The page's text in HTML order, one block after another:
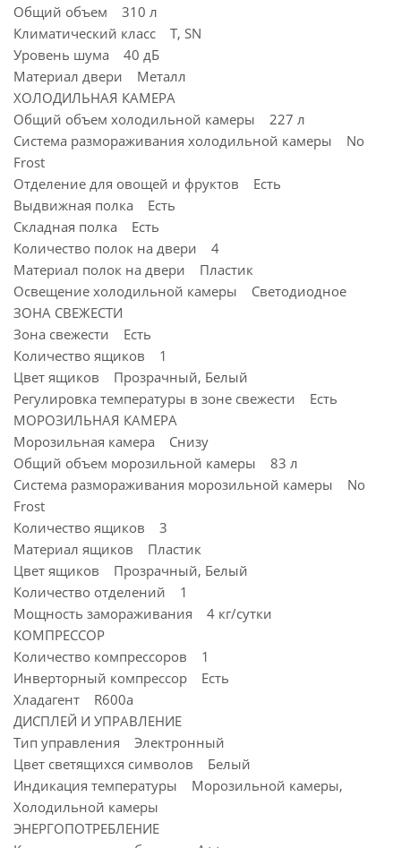
Общий объем 310 л
Климатический класс T, SN
Уровень шума 40 дБ
Материал двери Металл
ХОЛОДИЛЬНАЯ КАМЕРА
Общий объем холодильной камеры 227 л
Система размораживания холодильной камеры No
Frost
Отделение для овощей и фруктов Есть
Выдвижная полка Есть
Складная полка Есть
Количество полок на двери 4
Материал полок на двери Пластик
Освещение холодильной камеры Светодиодное
ЗОНА СВЕЖЕСТИ
Зона свежести Есть
Количество ящиков 1
Цвет ящиков Прозрачный, Белый
Регулировка температуры в зоне свежести Есть
МОРОЗИЛЬНАЯ КАМЕРА
Морозильная камера Снизу
Общий объем морозильной камеры 83 л
Система размораживания морозильной камеры No
Frost
Количество ящиков 3
Материал ящиков Пластик
Цвет ящиков Прозрачный, Белый
Количество отделений 1
Мощность замораживания 4 кг/сутки
КОМПРЕССОР
Количество компрессоров 1
Инверторный компрессор Есть
Хладагент R600a
ДИСПЛЕЙ И УПРАВЛЕНИЕ
Тип управления Электронный
Цвет светящихся символов Белый
Индикация температуры Морозильной камеры,
Холодильной камеры
ЭНЕРГОПОТРЕБЛЕНИЕ